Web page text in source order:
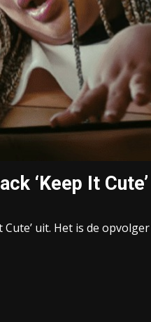
‘Keep It
uit. Het is de opvolger